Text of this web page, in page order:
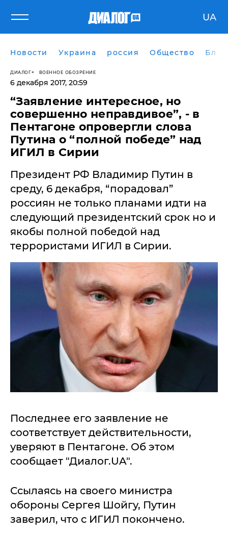
UA
Новости Украина россия Общество
ДИАЛОГ ВОЕННОЕ ОБОЗРЕНИЕ
6 декабря 2017, 20:59
​“Заявление интересное, но
совершенно неправдивое”, - в
Пентагоне опровергли слова
Путина о “полной победе” над
ИГИЛ в Сирии
Президент РФ Владимир Путин в
среду, 6 декабря, “порадовал”
россиян не только планами идти на
следующий президентский срок но и
якобы полной победой над
террористами ИГИЛ в Сирии.
Последнее его заявление не
соответствует действительности,
уверяют в Пентагоне. Об этом
сообщает "Диалог.UA".
Ссылаясь на своего министра
обороны Сергея Шойгу, Путин
заверил, что с ИГИЛ покончено.